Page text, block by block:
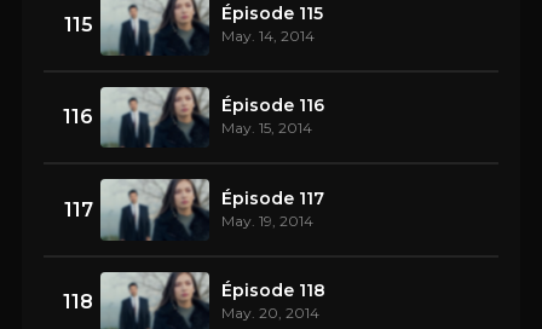
115 Épisode 115
May. 14, 2014
116 Épisode 116
May. 15, 2014
117 Épisode 117
May. 19, 2014
118 Épisode 118
May. 20, 2014